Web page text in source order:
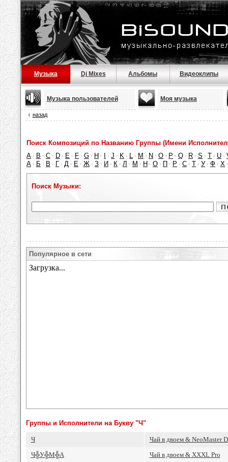
Музыка Dj Mixes Альбомы Видеоклипы
Музыка пользователей Моя музыка
назад
Поиск Композиций по Названию Группы (Имени
A · B · C · D · E · F · G · H · · J · K · L · M · N · O · P · Q · R · S · T · U ·
А · Б · В · Г · Д · Е · Ж · З · И · К · Л · М · Н · О · П · Р · С · Т · У · Ф · Х
Поиск Музыки:
Популярное в сети
Группы и Исполнители на Букву "Ч"
Ч
Чай в двоем & NeoMaster
Ч╬У╬М╬A
Чай в двоем & XXXL Pro